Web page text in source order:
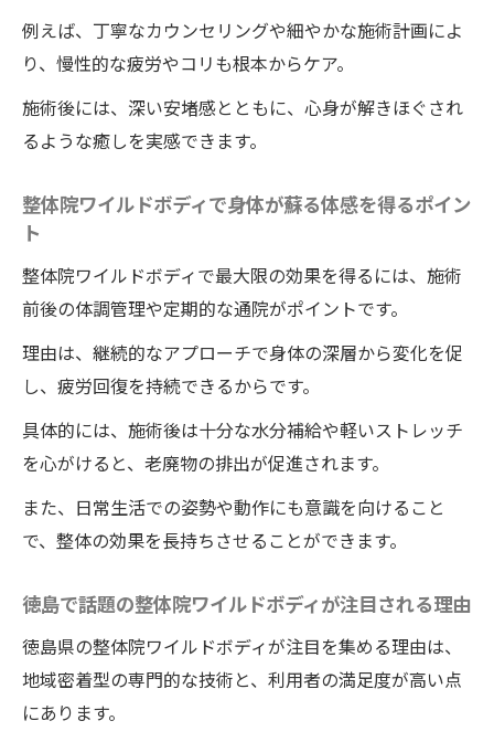
女性にも話題の徳島の整体院ワイルドボデ
ィが人気の理由
女性専用施術メニューがある徳島の整体院
ワイルドボディの事情
施術と効果
できるポイント
整体院ワイルドボディのリラックス空間が
女性に支持される訳
徳島の整体院ワイルドボディで女性が選ぶ
肩こり解消に整体院ワイルドボディが効果的な
理由とは
徳島の整体院ワイルドボディで肩こり改善
が期待できる理由
施術の特徴を紹介
整体院ワイルドボディの施術と肩こり解消
を両立するポイント
口コミで評判のワイルドボディの肩こり整
例えば、丁寧なカウンセリングや細やかな施術計画によ
り、慢性的な疲労やコリも根本からケア。
施術後には、深い安堵感とともに、心身が解きほぐされ
るような癒しを実感できます。
整体院ワイルドボディで身体が蘇る体感を得るポイン
ト
整体院ワイルドボディで最大限の効果を得るには、施術
前後の体調管理や定期的な通院がポイントです。
理由は、継続的なアプローチで身体の深層から変化を促
し、疲労回復を持続できるからです。
具体的には、施術後は十分な水分補給や軽いストレッチ
を心がけると、老廃物の排出が促進されます。
また、日常生活での姿勢や動作にも意識を向けること
で、整体の効果を長持ちさせることができます。
徳島で話題の整体院ワイルドボディが注目される理由
徳島県の整体院ワイルドボディが注目を集める理由は、
地域密着型の専門的な技術と、利用者の満足度が高い点
にあります。